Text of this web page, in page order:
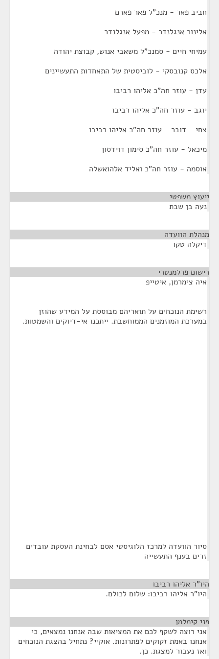
חביב פאר - מנכ"ל פאר פארם
אלינור אנגלנדר - מפעל אנגלנדר
עמיחי חיים - סמנכ"ל משאבי אנוש, קבוצת יהודה
אלכס קנובסקי - לוביסטית של התאחדות התעשיינים
עדן - עוזר חה"כ אליהו רביבו
יוגב - עוזר חה"כ אליהו רביבו
צחי - דובר - עוזר חה"כ אליהו רביבו
מיכאל - עוזר חה"כ סימון דוידסון
אוסמה - עוזר חה"כ ואליד אלהואשלה
ייעוץ משפטי
נעה בן שבת
מנהלת הוועדה
דיקלה טקו
רישום פרלמנטרי
איה צימרמן, איטייפ
רשימת הנוכחים על תואריהם מבוססת על המידע שהוזן
במערכת המוזמנים הממוחשבת. ייתכנו אי-דיוקים והשמטות.
סיור הוועדה למרכז הלוגיסטי אסם לבחינת העסקת עובדים
זרים בענף התעשייה
היו"ר אליהו רביבו
היו"ר אליהו רביבו: שלום לכולם.
פני קימלמן
אני רוצה לשקף לכם את המציאות שבה אנחנו נמצאים, כי
אנחנו באמת זקוקים לפתרונות. אוקיי? נתחיל בהצגת הנוכחים
ואז נעבור למצגת. כן.